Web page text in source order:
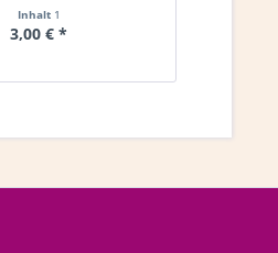
Inhalt 1
3,00 € *